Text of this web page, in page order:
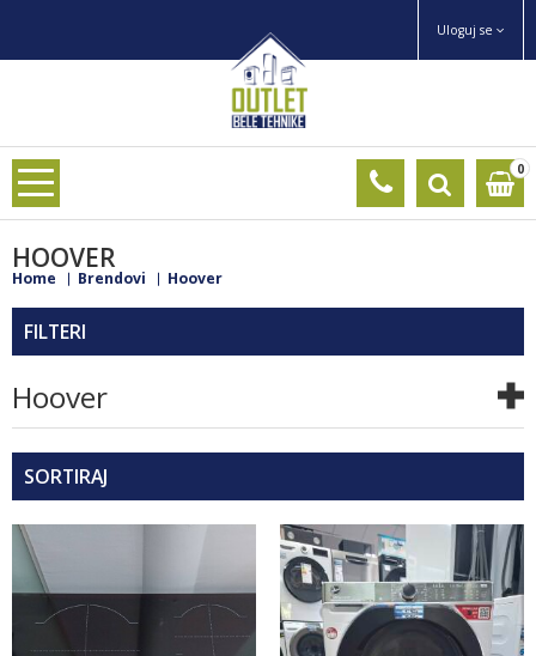
Uloguj se
0
HOOVER
Home Brendovi Hoover
FILTERI
Hoover
SORTIRAJ